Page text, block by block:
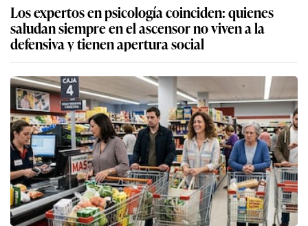
Los expertos en psicología coinciden: quienes
saludan siempre en el ascensor no viven a la
defensiva y tienen apertura social